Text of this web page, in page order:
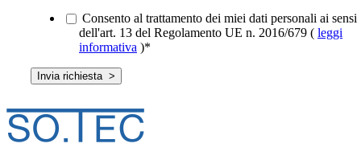
Consento al trattamento dei miei dati personali ai sensi
dell'art. 13 del Regolamento UE n. 2016/679 ( leggi
informativa )*